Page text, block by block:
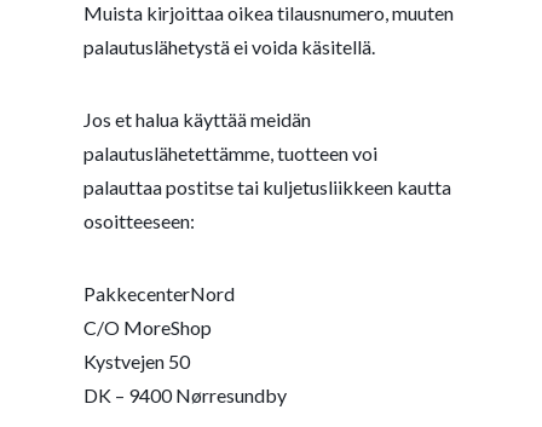
Muista kirjoittaa oikea tilausnumero, muuten
palautuslähetystä ei voida käsitellä.
Jos et halua käyttää meidän
palautuslähetettämme, tuotteen voi
palauttaa postitse tai kuljetusliikkeen kautta
osoitteeseen:
PakkecenterNord
C/O MoreShop
Kystvejen 50
DK – 9400 Nørresundby